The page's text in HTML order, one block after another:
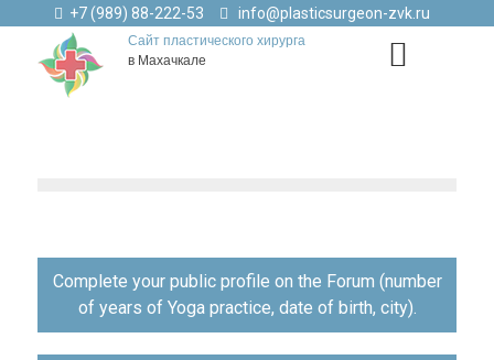
+7 (989) 88-222-53 info@plasticsurgeon-zvk.ru
Сайт пластического хирурга
в Махачкале
Навигация
записям
Complete your public profile on the Forum (number
of years of Yoga practice, date of birth, city).